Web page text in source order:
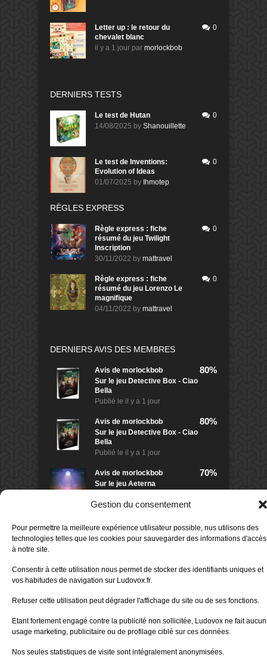
Gestion du consentement
Pour permettre la meilleure expérience utilisateur possible, nus utilisons des
technologies telles que les cookies pour sauvegarder des informations d'accès
à notre site.
Consentir à cette utilisation nous permet de stocker des identifiants uniques et
vos habitudes de navigation sur Ludovox.fr.
Refuser cette utilisation peut dégrader l'affichage du site ou de ses fonctions.
Etant fortement engagé contre la publicité non sollicitée, Ludovox ne fait aucun
usage marketing, publicitaire ou de profilage ciblé sur ces données.
Nos seules statistiques de visite sont intégralement anonymisées.
Letter up : le retour du
chevalet blanc
il y a 1 jour par morlockbob
0
DERNIERS TESTS
Le test de Hutan
14/08/2025 by Shanouillette
0
Le test de Inventions:
Evolution of Ideas
01/07/2025 by Ihmotep
0
RÈGLES EXPRESS
Règle express : fiche
résumé du jeu Twilight
Inscription
30/11/2022 by mattravel
0
Règle express : fiche
résumé du jeu Lorenzo Le
magnifique
04/11/2022 by mattravel
0
DERNIERS AVIS DES MEMBRES
Avis de morlockbob
Sur le jeu Detective Box - Ciao
Bella
Publié le il y a 1 jour
80%
Avis de morlockbob
Sur le jeu Detective Box - Ciao
Bella
Publié le il y a 1 jour
80%
Avis de morlockbob
Sur le jeu Aeterna
70%
Sur le jeu Horreur à Arkham :
Le Jeu de
Tous les avis
Rights Reserved |Nous contacter|Informations légales|
Politique de confidentialité|CGU App Ludovox